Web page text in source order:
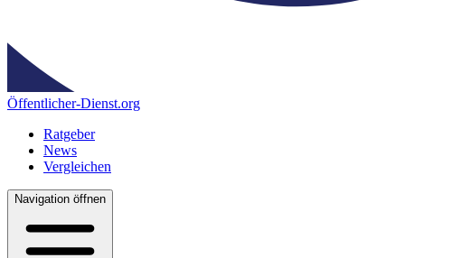
Öffentlicher-Dienst.org
Ratgeber
News
Vergleichen
Navigation öffnen